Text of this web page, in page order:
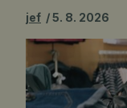
jef 5. 8. 2026